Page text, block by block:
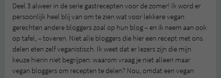
Deel 3 alweer in de serie gastrecepten voor de zomer! Ik word er
persoonlijk heel blij van om te zien wat voor lekkere vegan
gerechten andere bloggers zoal op hun blog – en ik neem aan ook
op tafel, – toveren. Niet alle bloggers die hier een recept met ons
delen eten zelf veganistisch. Ik weet dat er lezers zijn die mijn
keuze hierin niet begrijpen: waarom vraag je niet alleen maar
vegan bloggers om recepten te delen? Nou, omdat een vegan